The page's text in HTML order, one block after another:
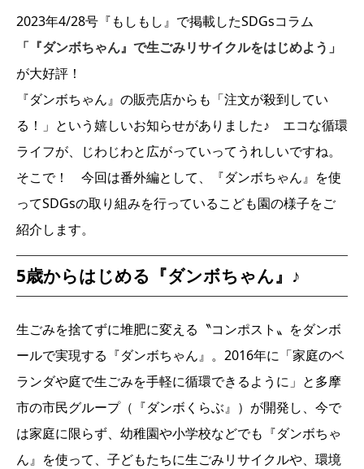
2023年4/28号『もしもし』で掲載したSDGsコラム
「『ダンボちゃん』で生ごみリサイクルをはじめよう」
が大好評！
『ダンボちゃん』の販売店からも「注文が殺到してい
る！」という嬉しいお知らせがありました♪ エコな循環
ライフが、じわじわと広がっていってうれしいですね。
そこで！ 今回は番外編として、『ダンボちゃん』を使
ってSDGsの取り組みを行っているこども園の様子をご
紹介します。
5歳からはじめる『ダンボちゃん』♪
生ごみを捨てずに堆肥に変える〝コンポスト〟をダンボ
ールで実現する『ダンボちゃん』。2016年に「家庭のベ
ランダや庭で生ごみを手軽に循環できるように」と多摩
市の市民グループ（『ダンボくらぶ』）が開発し、今で
は家庭に限らず、幼稚園や小学校などでも『ダンボちゃ
ん』を使って、子どもたちに生ごみリサイクルや、環境